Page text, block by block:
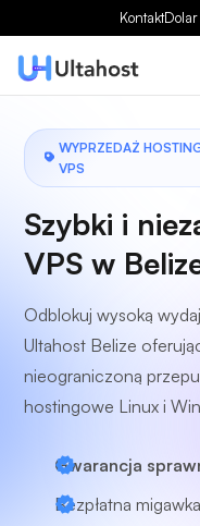
KontaktDolar
WYPRZEDAŻ
VPS
Szybki i
VPS w
Odblokuj wysoką
Ultahost Belize
nieograniczoną
hostingowe Linux i
Gwarancja
Bezpłatna